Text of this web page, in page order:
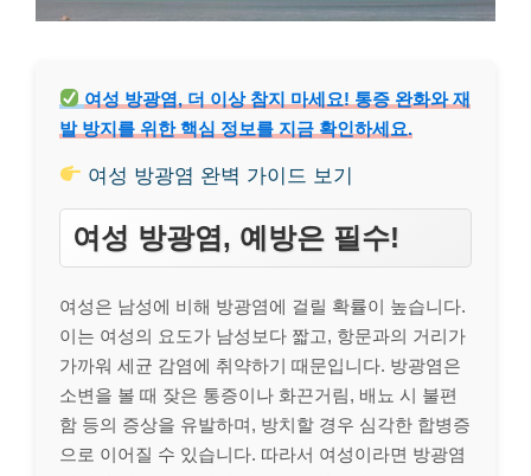
여성 방광염, 더 이상 참지 마세요! 통증 완화와 재
발 방지를 위한 핵심 정보를 지금 확인하세요.
여성 방광염 완벽 가이드 보기
여성 방광염, 예방은 필수!
여성은 남성에 비해 방광염에 걸릴 확률이 높습니다.
이는 여성의 요도가 남성보다 짧고, 항문과의 거리가
가까워 세균 감염에 취약하기 때문입니다. 방광염은
소변을 볼 때 잦은 통증이나 화끈거림, 배뇨 시 불편
함 등의 증상을 유발하며, 방치할 경우 심각한 합병증
으로 이어질 수 있습니다. 따라서 여성이라면 방광염